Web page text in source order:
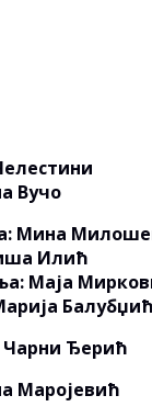
Вучо
Мина
Илић
Маја
Балубџић
Чарни Ђерић
Маројевић